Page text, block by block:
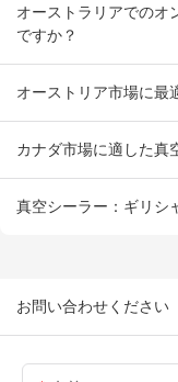
オーストラリアでのオ
ですか？
オーストリア市場に最
カナダ市場に適した真
真空シーラー：ギリシ
お問い合わせください